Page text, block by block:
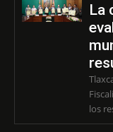
La
los